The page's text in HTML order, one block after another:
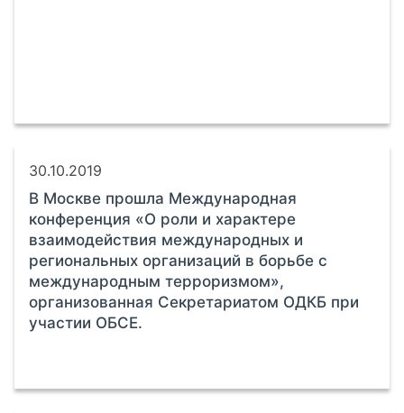
30.10.2019
В Москве прошла Международная
конференция «О роли и характере
взаимодействия международных и
региональных организаций в борьбе с
международным терроризмом»,
организованная Секретариатом ОДКБ при
участии ОБСЕ.